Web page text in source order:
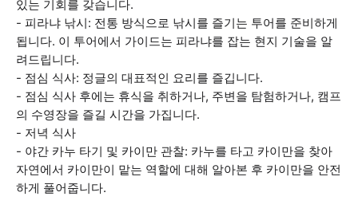
있는 기회를 갖습니다.
- 피라냐 낚시: 전통 방식으로 낚시를 즐기는 투어를 준비하게
됩니다. 이 투어에서 가이드는 피라냐를 잡는 현지 기술을 알
려드립니다.
- 점심 식사: 정글의 대표적인 요리를 즐깁니다.
- 점심 식사 후에는 휴식을 취하거나, 주변을 탐험하거나, 캠프
의 수영장을 즐길 시간을 가집니다.
- 저녁 식사
- 야간 카누 타기 및 카이만 관찰: 카누를 타고 카이만을 찾아
자연에서 카이만이 맡는 역할에 대해 알아본 후 카이만을 안전
하게 풀어줍니다.